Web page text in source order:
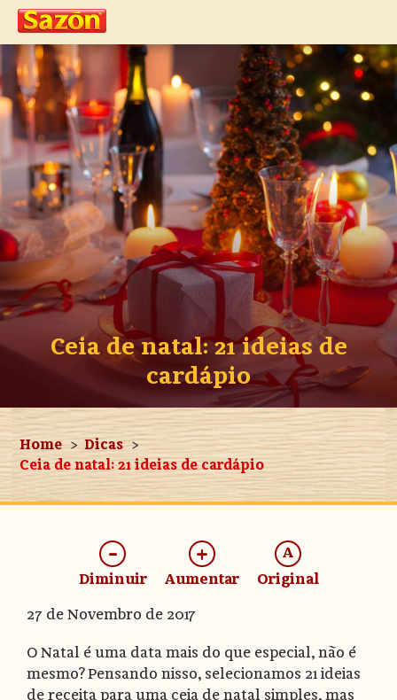
Ceia de natal: 21 ideias de
cardápio
Home
Dicas
Ceia de natal: 21 ideias de cardápio
-
Diminuir
+
Aumentar
A
Original
27 de Novembro de 2017
O Natal é uma data mais do que especial, não é
mesmo? Pensando nisso, selecionamos 21 ideias
de receita para uma ceia de natal simples, mas